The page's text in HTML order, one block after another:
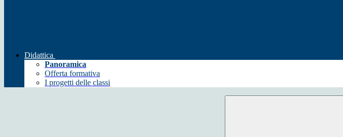
Didattica
Panoramica
Offerta formativa
I progetti delle classi